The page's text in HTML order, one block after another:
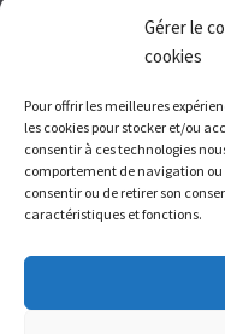
Gérer le
cookies
Pour offrir les meilleures
les cookies pour stocker et/ou
consentir à ces technologies
comportement de navigation ou
consentir ou de retirer son
caractéristiques et fonctions.
1 Bd des Frères Reboul
Du Lundi au Vendredi de
à 11H